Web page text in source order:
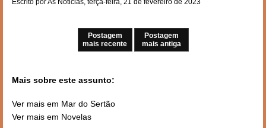
Postagem
mais recente
Postagem
mais antiga
Mais sobre este assunto:
Ver mais em Mar do Sertão
Ver mais em Novelas